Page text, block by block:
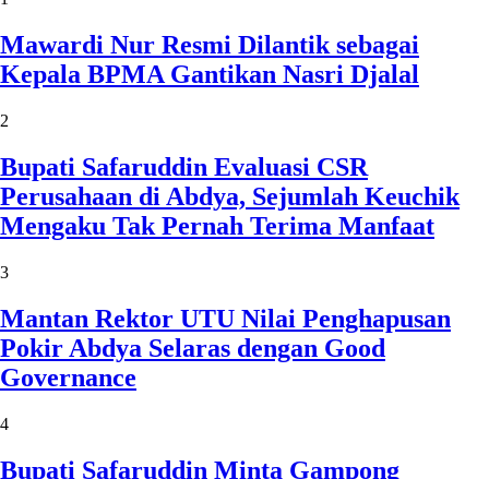
Mawardi Nur Resmi Dilantik sebagai
Kepala BPMA Gantikan Nasri Djalal
2
Bupati Safaruddin Evaluasi CSR
Perusahaan di Abdya, Sejumlah Keuchik
Mengaku Tak Pernah Terima Manfaat
3
Mantan Rektor UTU Nilai Penghapusan
Pokir Abdya Selaras dengan Good
Governance
4
Bupati Safaruddin Minta Gampong